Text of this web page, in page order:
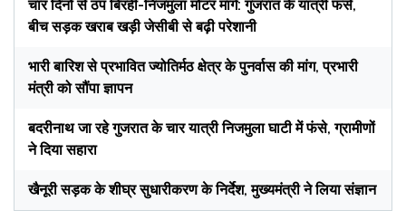
चार दिनों से ठप बिरही-निजमुला मोटर मार्ग: गुजरात के यात्री फंसे,
बीच सड़क खराब खड़ी जेसीबी से बढ़ी परेशानी
भारी बारिश से प्रभावित ज्योतिर्मठ क्षेत्र के पुनर्वास की मांग, प्रभारी
मंत्री को सौंपा ज्ञापन
बदरीनाथ जा रहे गुजरात के चार यात्री निजमुला घाटी में फंसे, ग्रामीणों
ने दिया सहारा
खैनूरी सड़क के शीघ्र सुधारीकरण के निर्देश, मुख्यमंत्री ने लिया संज्ञान